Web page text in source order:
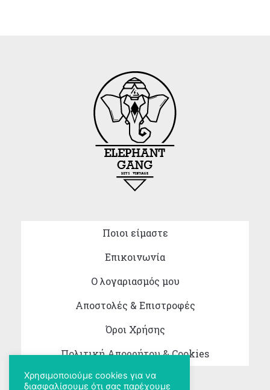
Ποιοι είμαστε
Επικοινωνία
Ο λογαριασμός μου
Αποστολές & Επιστροφές
Όροι Χρήσης
Πολιτική Απορρήτου & Cookies
Χρησιμοποιούμε cookies για να
διασφαλίσουμε ότι σας παρέχουμε